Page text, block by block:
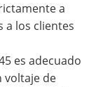
a
a los clientes
es adecuado
voltaje de